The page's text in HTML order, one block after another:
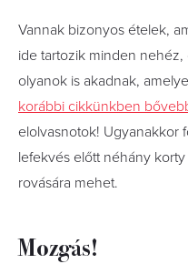
Vannak bizonyos ételek,
ide tartozik minden
olyanok is akadnak,
korábbi cikkünkben
elolvasnotok! Ugyanakkor
lefekvés előtt néhány
rovására mehet.
Mozgás!